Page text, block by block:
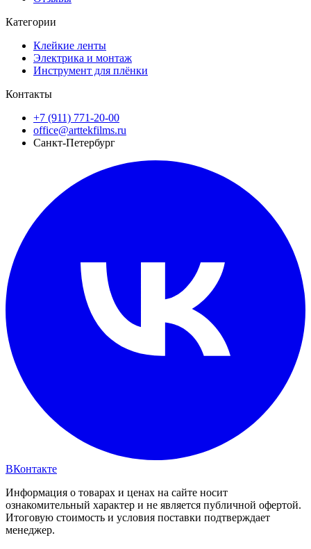
Категории
Клейкие ленты
Электрика и монтаж
Инструмент для плёнки
Контакты
+7 (911) 771-20-00
office@arttekfilms.ru
Санкт-Петербург
ВКонтакте
Информация о товарах и ценах на сайте носит
ознакомительный характер и не является публичной офертой.
Итоговую стоимость и условия поставки подтверждает
менеджер.